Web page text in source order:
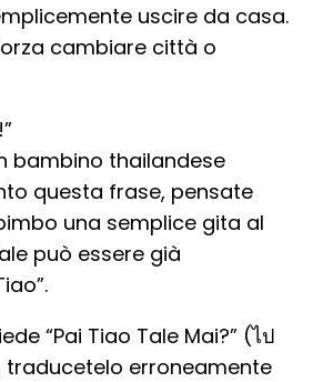
uscire da casa.
cambiare città o
bambino thailandese
questa frase, pensate
una semplice gita al
può essere già
“Pai Tiao Tale Mai?” (ไป
traducetelo erroneamente